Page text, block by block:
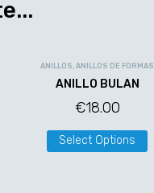
ANILLOS, ANILLOS DE FORMAS
ANILLO BULAN
€18.00
Select Options